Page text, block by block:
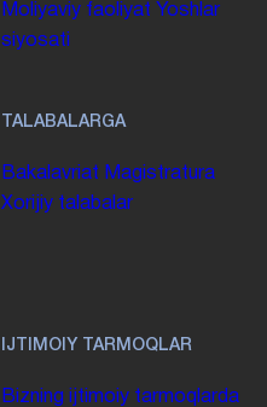
Moliyaviy faoliyat Yoshlar
siyosati
TALABALARGA
Bakalavriat Magistratura
Xorijiy talabalar
IJTIMOIY TARMOQLAR
Bizning ijtimoiy tarmoqlarda